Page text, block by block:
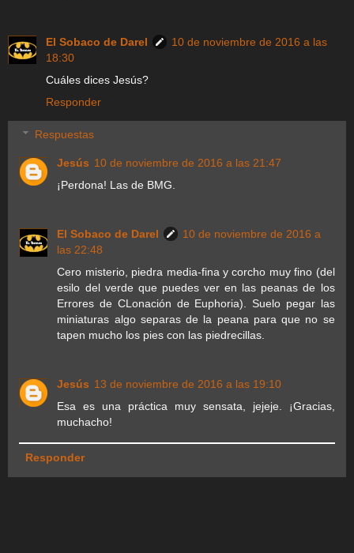
El Sobaco de Darel
10 de noviembre de 2016 a las
18:30
Cuáles dices Jesús?
Responder
Respuestas
Jesús 10 de noviembre de 2016 a las 21:47
¡Perdona! Las de BMG.
El Sobaco de Darel
10 de noviembre de 2016 a
las 22:48
Cero misterio, piedra media-fina y corcho muy fino (del
esilo del verde que puedes ver en las peanas de los
Errores de CLonación de Euphoria). Suelo pegar las
miniaturas algo separas de la peana para que no se
tapen mucho los pies con las piedrecillas.
Jesús 13 de noviembre de 2016 a las 19:10
Esa es una práctica muy sensata, jejeje. ¡Gracias,
muchacho!
Responder